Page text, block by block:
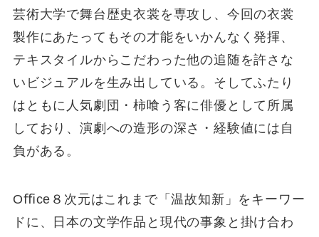
芸術⼤学で舞台歴史⾐裳を専攻し、今回の⾐裳
製作にあたってもその才能をいかんなく発揮、
テキスタイルからこだわった他の追随を許さな
いビジュアルを⽣み出している。そしてふたり
はともに⼈気劇団・柿喰う客に俳優として所属
しており、演劇への造形の深さ・経験値には⾃
負がある。
Oﬃce８次元はこれまで「温故知新」をキーワー
ドに、⽇本の⽂学作品と現代の事象と掛け合わ